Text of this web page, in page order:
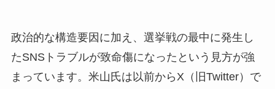
政治的な構造要因に加え、選挙戦の最中に発生し
たSNSトラブルが致命傷になったという見方が強
まっています。米山氏は以前からX（旧Twitter）で